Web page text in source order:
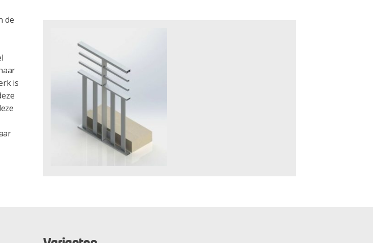
de
is